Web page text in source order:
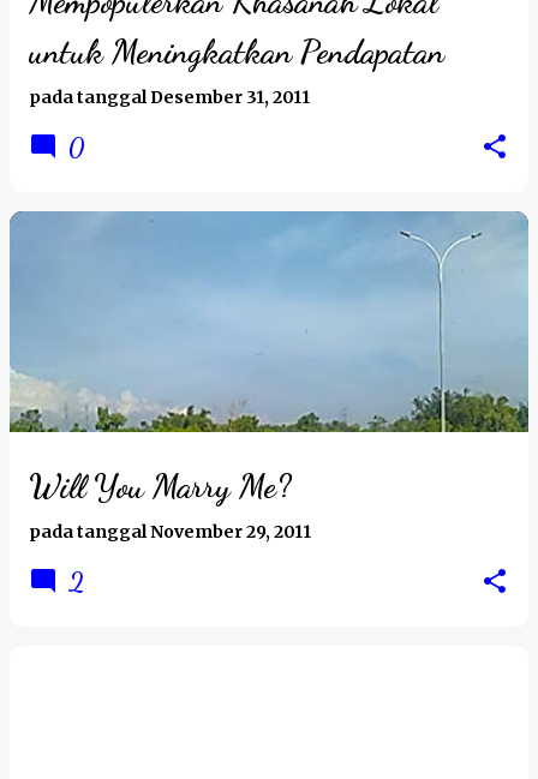
untuk Meningkatkan Pendapatan
pada tanggalDesember 31, 2011
0
Will You Marry Me?
pada tanggalNovember 29, 2011
2